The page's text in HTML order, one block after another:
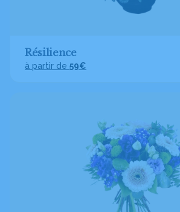
Résilience
à partir de 59€